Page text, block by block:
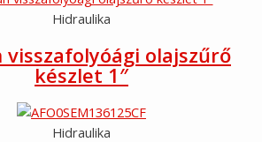
Hidraulika
visszafolyóági olajszűrő
készlet 1″
Hidraulika